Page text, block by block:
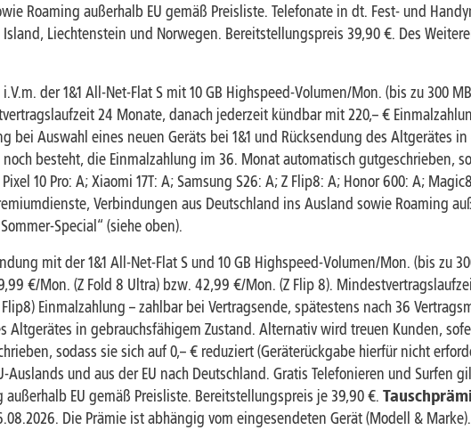
Roaming außerhalb EU gemäß Preisliste. Telefonate in dt. Fest- und
Liechtenstein und Norwegen. Bereitstellungspreis 39,90 €. Des
i.V.m. der 1&1 All-Net-Flat S mit 10 GB Highspeed-Volumen/Mon. (bis zu 300
24 Monate, danach jederzeit kündbar mit 220,– €
bei Auswahl eines neuen Geräts bei 1&1 und Rücksendung des Altgerätes
besteht, die Einmalzahlung im 36. Monat automatisch gutgeschrieben,
10 Pro: A; Xiaomi 17T: A; Samsung S26: A; Z Flip8: A; Honor 600: A;
Verbindungen aus Deutschland ins Ausland sowie Roaming
Special“ (siehe oben).
mit der 1&1 All-Net-Flat S und 10 GB Highspeed-Volumen/Mon. (bis zu
€/Mon. (Z Fold 8 Ultra) bzw. 42,99 €/Mon. (Z Flip 8).
Einmalzahlung – zahlbar bei Vertragsende, spätestens nach 36
Altgerätes in gebrauchsfähigem Zustand. Alternativ wird treuen Kunden,
sodass sie sich auf 0,– € reduziert (Geräterückgabe hierfür nicht
und aus der EU nach Deutschland. Gratis Telefonieren und Surfen
EU gemäß Preisliste. Bereitstellungspreis je 39,90 €.
Die Prämie ist abhängig vom eingesendeten Gerät (Modell &